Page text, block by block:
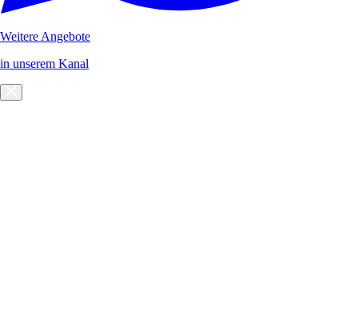
Weitere Angebote
in unserem Kanal